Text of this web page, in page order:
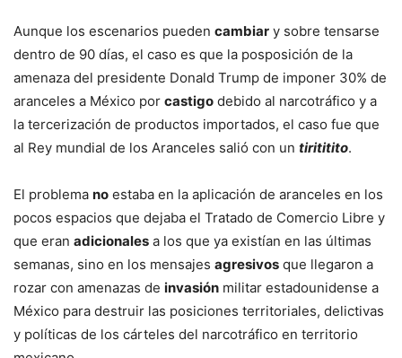
Aunque los escenarios pueden cambiar y sobre tensarse
dentro de 90 días, el caso es que la posposición de la
amenaza del presidente Donald Trump de imponer 30% de
aranceles a México por castigo debido al narcotráfico y a
la tercerización de productos importados, el caso fue que
al Rey mundial de los Aranceles salió con un tirititito.
El problema no estaba en la aplicación de aranceles en los
pocos espacios que dejaba el Tratado de Comercio Libre y
que eran adicionales a los que ya existían en las últimas
semanas, sino en los mensajes agresivos que llegaron a
rozar con amenazas de invasión militar estadounidense a
México para destruir las posiciones territoriales, delictivas
y políticas de los cárteles del narcotráfico en territorio